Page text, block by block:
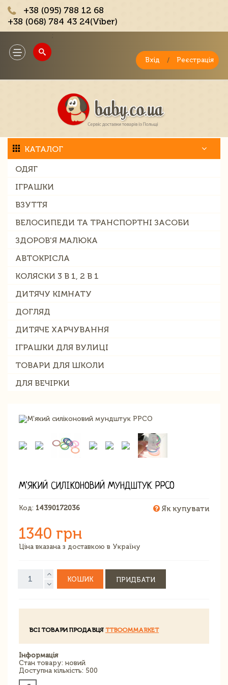
+38 (095) 788 12 68
+38 (068) 784 43 24(Viber)
Toggle
navigation
Вхід / Реєстрація
КАТАЛОГ
ОДЯГ
ІГРАШКИ
ВЗУТТЯ
ВЕЛОСИПЕДИ ТА ТРАНСПОРТНІ ЗАСОБИ
ЗДОРОВ'Я МАЛЮКА
АВТОКРІСЛА
КОЛЯСКИ 3 В 1, 2 В 1
ДИТЯЧУ КІМНАТУ
ДОГЛЯД
ДИТЯЧЕ ХАРЧУВАННЯ
ІГРАШКИ ДЛЯ ВУЛИЦІ
ТОВАРИ ДЛЯ ШКОЛИ
ДЛЯ ВЕЧІРКИ
М'ЯКИЙ СИЛІКОНОВИЙ МУНДШТУК PPCO
Код: 14390172036 Як купувати
1340 грн
Ціна вказана з доставкою в Україну
КОШИК ПРИДБАТИ
ВСІ ТОВАРИ ПРОДАВЦЯ TTBOOMMARKET
Інформація
Стан товару: новий
Доступна кількість: 500